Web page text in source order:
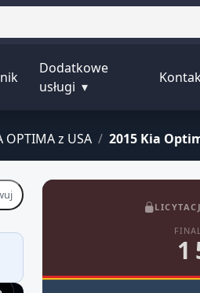
Dodatkowe
usługi ▾
OPTIMA z USA / 2015 Kia
1